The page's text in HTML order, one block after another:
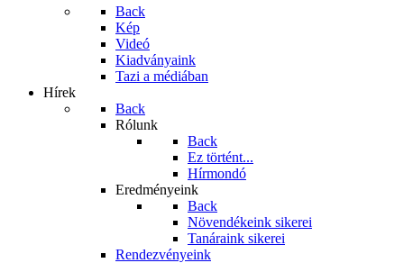
Back
Kép
Videó
Kiadványaink
Tazi a médiában
Hírek
Back
Rólunk
Back
Ez történt...
Hírmondó
Eredményeink
Back
Növendékeink sikerei
Tanáraink sikerei
Rendezvényeink